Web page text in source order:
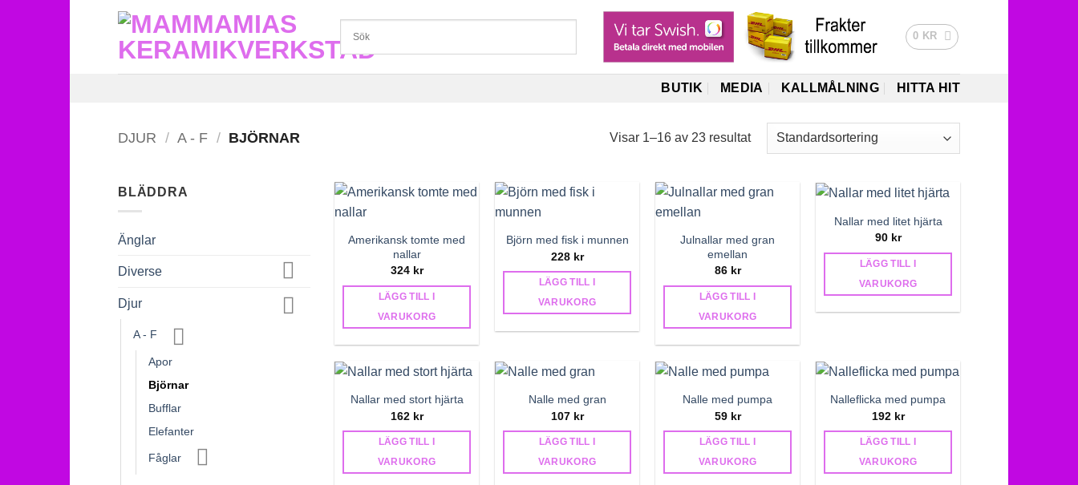
0 KR
BUTIK MEDIA KALLMÅLNING HITTA HIT
DJUR / A - F / BJÖRNAR Visar 1–16 av 23 resultat
BLÄDDRA
Änglar
Diverse
Djur
A - F
Apor
Björnar
Bufflar
Elefanter
Fåglar
Amerikansk tomte med
nallar
324 kr
LÄGG TILL I
VARUKORG
Björn med fisk i munnen
228 kr
LÄGG TILL I
VARUKORG
Julnallar med gran
emellan
86 kr
LÄGG TILL I
VARUKORG
Nallar med litet hjärta
90 kr
LÄGG TILL I
VARUKORG
Nallar med stort hjärta
162 kr
LÄGG TILL I
VARUKORG
Nalle med gran
107 kr
LÄGG TILL I
VARUKORG
Nalle med pumpa
59 kr
LÄGG TILL I
VARUKORG
Nalleflicka med pumpa
192 kr
LÄGG TILL I
VARUKORG